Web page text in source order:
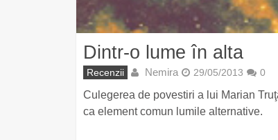
Dintr-o lume în alta
Recenzii Nemira 29/05/2013 0
Culegerea de povestiri a lui Marian
ca element comun lumile alternative.